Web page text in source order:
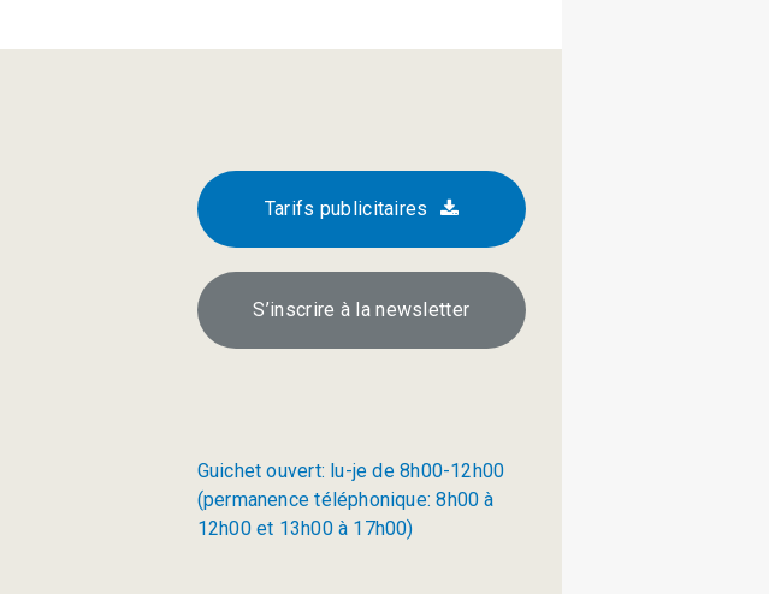
Tarifs publicitaires
S’inscrire à la newsletter
Guichet ouvert: lu-je de 8h00-12h00
(permanence téléphonique: 8h00 à
12h00 et 13h00 à 17h00)